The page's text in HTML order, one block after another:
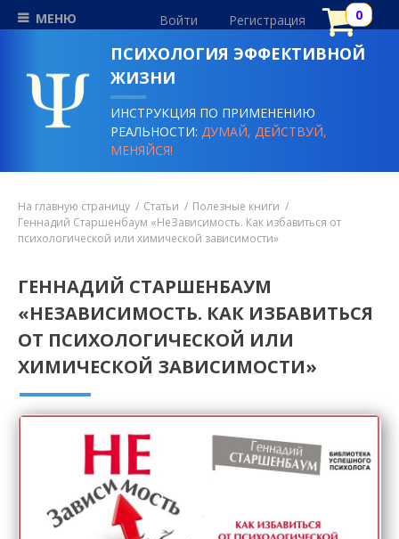
МЕНЮ Войти Регистрация
ПСИХОЛОГИЯ ЭФФЕКТИВНОЙ
ЖИЗНИ
ИНСТРУКЦИЯ ПО ПРИМЕНЕНИЮ
РЕАЛЬНОСТИ:ДУМАЙ, ДЕЙСТВУЙ,
МЕНЯЙСЯ!
На главную страницу Статьи
Полезные книги
Геннадий Старшенбаум «НеЗависимость. Как избавиться от
психологической или химической зависимости»
ГЕННАДИЙ СТАРШЕНБАУМ
«НЕЗАВИСИМОСТЬ. КАК ИЗБАВИТЬСЯ
ОТ ПСИХОЛОГИЧЕСКОЙ ИЛИ
ХИМИЧЕСКОЙ ЗАВИСИМОСТИ»